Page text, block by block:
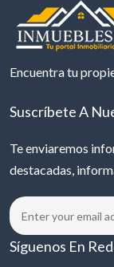
Encuentra tu
Suscríbete A
Te enviaremos
destacadas,
Síguenos En